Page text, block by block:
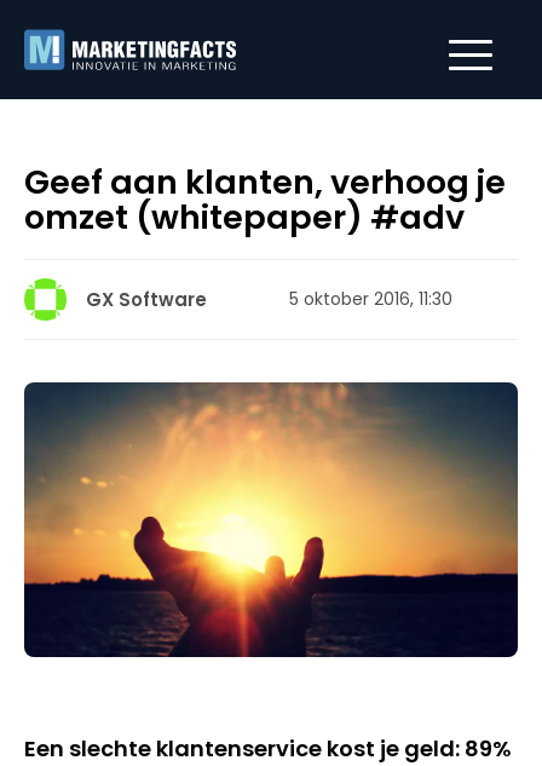
Geef aan klanten, verhoog je
omzet (whitepaper) #adv
GX Software 5 oktober 2016, 11:30
Een slechte klantenservice kost je geld: 89%